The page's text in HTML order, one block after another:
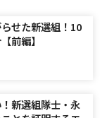
せた新選組！10
前編】
新選組隊士・永